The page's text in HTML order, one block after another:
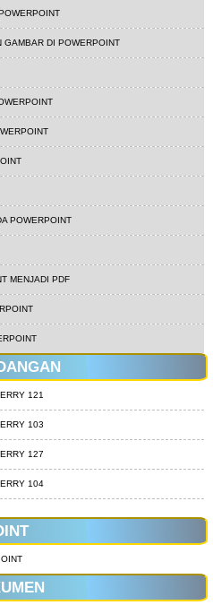
GAMBAR DI POWERPOINT
POWERPOINT
MENJADI PDF
121
103
127
104